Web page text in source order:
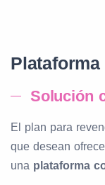
Solución
El plan para
que desean
una plataforma